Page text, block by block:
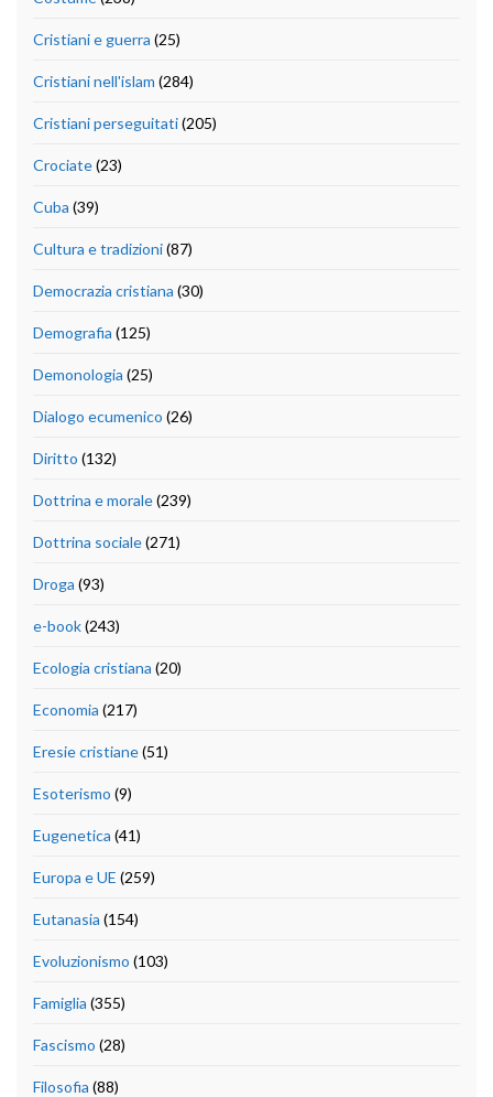
Cristiani e guerra (25)
Cristiani nell'islam (284)
Cristiani perseguitati(205)
Crociate(23)
Cuba (39)
Cultura e tradizioni(87)
Democrazia cristiana (30)
Demografia (125)
Demonologia (25)
Dialogo ecumenico (26)
Diritto (132)
Dottrina e morale(239)
Dottrina sociale(271)
Droga (93)
e-book(243)
Ecologia cristiana (20)
Economia (217)
Eresie cristiane(51)
Esoterismo (9)
Eugenetica (41)
Europa e UE (259)
Eutanasia (154)
Evoluzionismo (103)
Famiglia (355)
Fascismo (28)
Filosofia (88)